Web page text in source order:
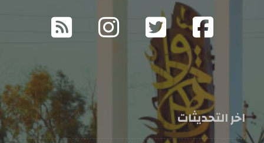
اخر التحديثات